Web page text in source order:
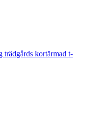
kortärmad t-